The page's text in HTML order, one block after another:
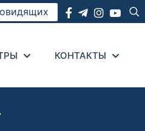
КОНТАКТЫ